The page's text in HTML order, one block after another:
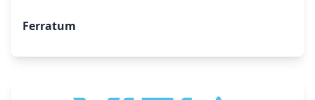
Ferratum